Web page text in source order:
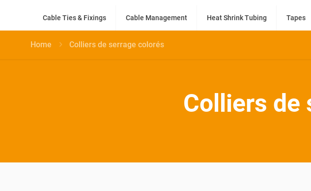
Cable Ties & Fixings Cable Management Heat Shrink Tubing Tapes
Home Colliers de serrage colorés
Colliers de